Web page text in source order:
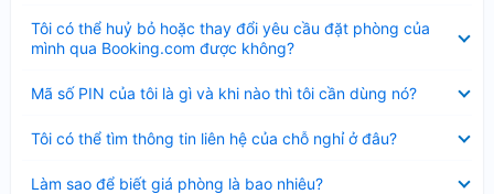
Tôi có thể huỷ bỏ hoặc thay đổi yêu cầu đặt phòng của
mình qua Booking.com được không?
thu
gọn
Mã số PIN của tôi là gì và khi nào thì tôi cần dùng nó?
thu
Tôi có thể tìm thông tin liên hệ của chỗ nghỉ ở đâu?
thu
Làm sao để biết giá phòng là bao nhiêu?
thu